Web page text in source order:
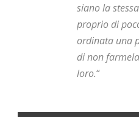
siano la
proprio di
ordinata una
di non
loro.“